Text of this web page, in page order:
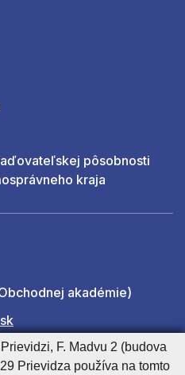
pôsobnosti
kraja
akadémie)
F. Madvu 2 (budova
Prievidza používa na tomto